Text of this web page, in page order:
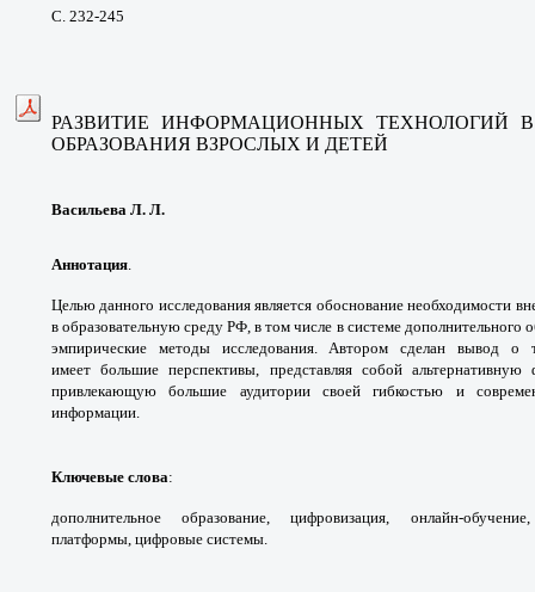
С. 232-245
РАЗВИТИЕ ИНФОРМАЦИОННЫХ ТЕХНОЛОГИЙ
ОБРАЗОВАНИЯ ВЗРОСЛЫХ И ДЕТЕЙ
Васильева Л. Л.
Аннотация.
Целью данного исследования является обоснование необходимости
в образовательную среду РФ,в том числе в системе дополнительного
эмпирические методы исследования. Автором сделан вывод о
имеетбольшие перспективы, представляя собой
привлекающую большие аудитории своейгибкостью и
информации.
Ключевые слова:
дополнительноеобразование, цифровизация, онлайн-
платформы, цифровые системы.